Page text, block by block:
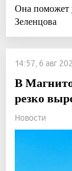
Она поможет
Зеленцова
14:57, 6 авг
В
резко
Новости